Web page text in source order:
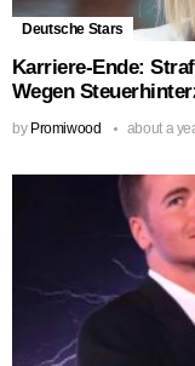
Deutsche Stars
Karriere-Ende:
Wegen
by Promiwood about a